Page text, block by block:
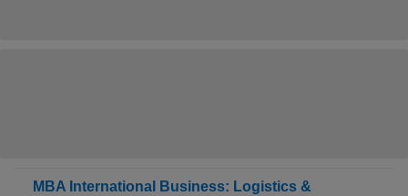
MBA International Business: Logistics &